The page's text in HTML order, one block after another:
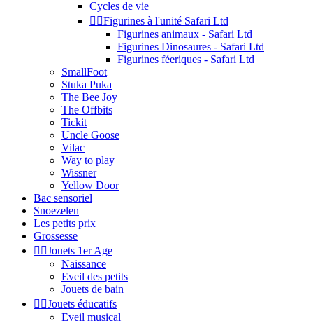
Cycles de vie
 Figurines à l'unité Safari Ltd
Figurines animaux - Safari Ltd
Figurines Dinosaures - Safari Ltd
Figurines féeriques - Safari Ltd
SmallFoot
Stuka Puka
The Bee Joy
The Offbits
Tickit
Uncle Goose
Vilac
Way to play
Wissner
Yellow Door
Bac sensoriel
Snoezelen
Les petits prix
Grossesse
 Jouets 1er Age
Naissance
Eveil des petits
Jouets de bain
 Jouets éducatifs
Eveil musical